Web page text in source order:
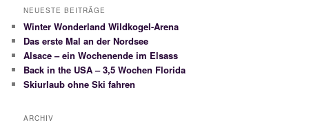
h
n
NEUESTE BEITRÄGE
Winter Wonderland Wildkogel-Arena
Das erste Mal an der Nordsee
Alsace – ein Wochenende im Elsass
Back in the USA – 3,5 Wochen Florida
Skiurlaub ohne Ski fahren
ARCHIV